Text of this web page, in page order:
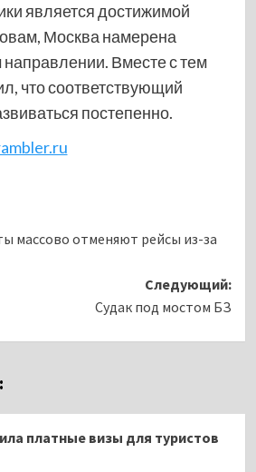
является достижимой
Москва намерена
направлении. Вместе с тем
что соответствующий
постепенно.
массово отменяют рейсы из-за
Следующий:
Судак под мостом БЗ
платные визы для туристов